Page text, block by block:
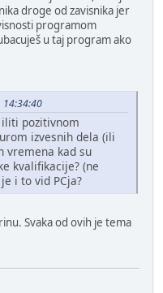
droge od zavisnika jer
programom
u taj program ako
14:34:40
pozitivnom
izvesnih dela (ili
vremena kad su
kvalifikacije? (ne
i to vid PCja?
Svaka od ovih je tema